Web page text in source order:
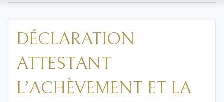
DÉCLARATION
ATTESTANT
L’ACHÈVEMENT ET LA